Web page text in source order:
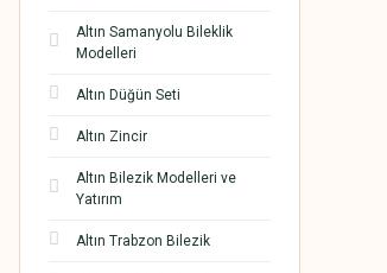
Altın Samanyolu Bileklik
Modelleri
Altın Düğün Seti
Altın Zincir
Altın Bilezik Modelleri ve
Yatırım
Altın Trabzon Bilezik